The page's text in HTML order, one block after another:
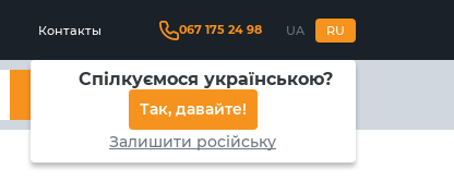
Контакты 067 175 24 98 UA RU
Спілкуємося українською?
Так, давайте!
Залишити російську